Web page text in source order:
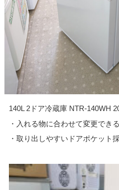
140L 2ドア冷蔵庫 NTR-140WH
・入れる物に合わせて変更でき
・取り出しやすいドアポケット